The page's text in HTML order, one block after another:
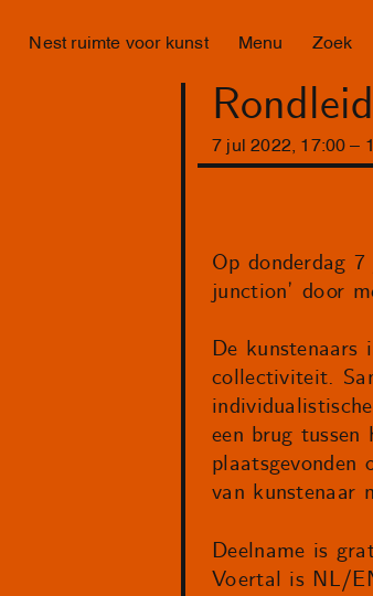
Nest ruimte voor kunst Menu Zoek
7 jul 2022 17:00
Op donderdag
junction’ door
De kunstenaars
collectiviteit.
een brug
plaatsgevonden
van kunstenaar
Deelname is
Voertal is NL/